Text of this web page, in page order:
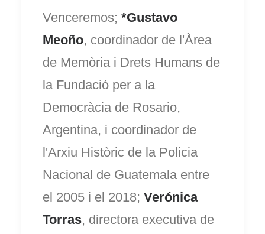
Venceremos; *Gustavo
Meoño, coordinador de l'Àrea
de Memòria i Drets Humans de
la Fundació per a la
Democràcia de Rosario,
Argentina, i coordinador de
l'Arxiu Històric de la Policia
Nacional de Guatemala entre
el 2005 i el 2018; Verónica
Torras, directora executiva de